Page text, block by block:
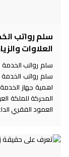
العلاوات
سلم رواتب الخدمة
سلم رواتب
اهمية جهاز
المحركة للملكة
العمود الفقري